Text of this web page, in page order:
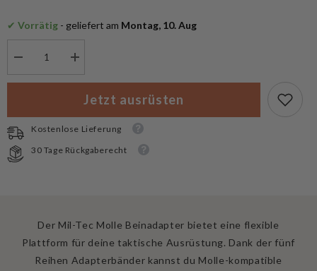
✔ Vorrätig - geliefert am Montag, 10. Aug
für
Molle
Beinadapter
Menge
für
Mil-
Tec
Molle
Beinadapter
Jetzt ausrüsten
Kostenlose Lieferung
30 Tage Rückgaberecht
Der Mil-Tec Molle Beinadapter bietet eine flexible
Plattform für deine taktische Ausrüstung. Dank der fünf
Reihen Adapterbänder kannst du Molle-kompatible